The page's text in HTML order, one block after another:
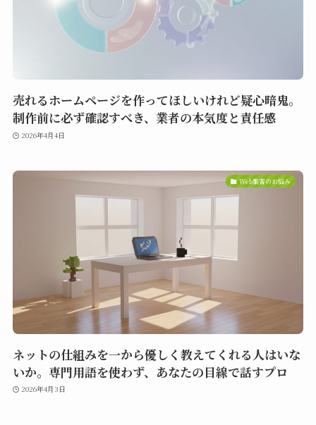
売れるホームページを作ってほしいけれど疑心暗鬼。
制作前に必ず確認すべき、業者の本気度と責任感
2026年4月4日
Web集客のお悩み
ネットの仕組みを一から優しく教えてくれる人はいな
いか。専門用語を使わず、あなたの目線で話すプロ
2026年4月3日